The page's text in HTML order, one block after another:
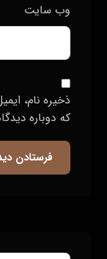
وب‌ سایت
ذخیره نام،
که دوباره
فرستادن